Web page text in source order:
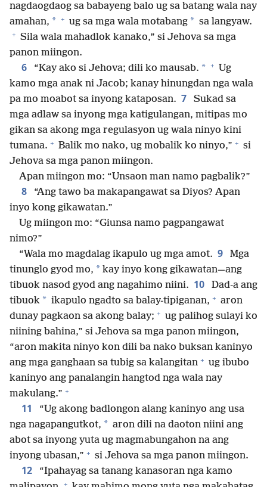
nagdaogdaog sa babayeng balo ug sa batang wala nay
amahan, * + ug sa mga wala motabang * sa langyaw.
+ Sila wala mahadlok kanako,” si Jehova sa mga
panon miingon.
6 “Kay ako si Jehova; dili ko mausab. * + Ug
kamo mga anak ni Jacob; kanay hinungdan nga wala
pa mo moabot sa inyong kataposan. 7
Sukad sa
mga adlaw sa inyong mga katigulangan, mitipas mo
gikan sa akong mga regulasyon ug wala ninyo kini
tumana. + Balik mo nako, ug mobalik ko ninyo,” + si
Jehova sa mga panon miingon.
Apan miingon mo: “Unsaon man namo pagbalik?”
8
“Ang tawo ba makapangawat sa Diyos? Apan
inyo kong gikawatan.”
Ug miingon mo: “Giunsa namo pagpangawat
nimo?”
“Wala mo magdalag ikapulo ug mga amot. 9
Mga
tinunglo gyod mo, * kay inyo kong gikawatan​—⁠ang
tibuok nasod gyod ang nagahimo niini. 10
Dad-a ang
tibuok * ikapulo ngadto sa balay-tipiganan, + aron
dunay pagkaon sa akong balay; + ug palihog sulayi ko
niining bahina,” si Jehova sa mga panon miingon,
“aron makita ninyo kon dili ba nako buksan kaninyo
ang mga ganghaan sa tubig sa kalangitan + ug ibubo
kaninyo ang panalangin hangtod nga wala nay
makulang.” +
11
“Ug akong badlongon alang kaninyo ang usa
nga nagapangutkot, * aron dili na daoton niini ang
abot sa inyong yuta ug magmabungahon na ang
inyong ubasan,” + si Jehova sa mga panon miingon.
12
“Ipahayag sa tanang kanasoran nga kamo
+